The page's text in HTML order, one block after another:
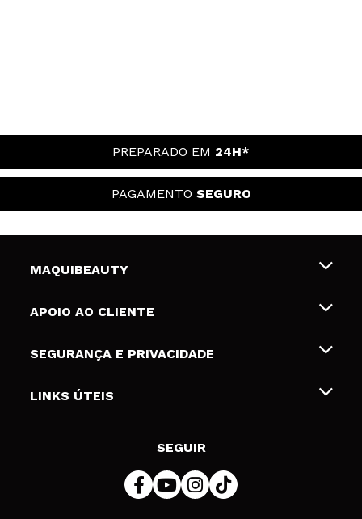
PREPARADO EM 24H*
PAGAMENTO SEGURO
MAQUIBEAUTY
Sobre nós
Gift Cards
APOIO AO CLIENTE
Envios e Devoluções
Formas de pagamento
SEGURANÇA E PRIVACIDADE
Termos e Privacidade
LINKS ÚTEIS
SEGUIR